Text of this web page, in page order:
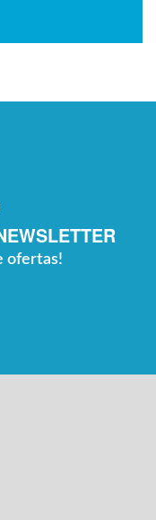
ofertas!